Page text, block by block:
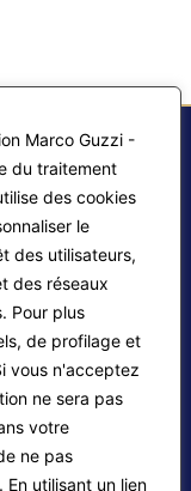
Marco Guzzi -
du traitement
des cookies
le
des utilisateurs,
des réseaux
Pour plus
de profilage et
vous n'acceptez
ne sera pas
votre
ne pas
utilisant un lien
aux cookies